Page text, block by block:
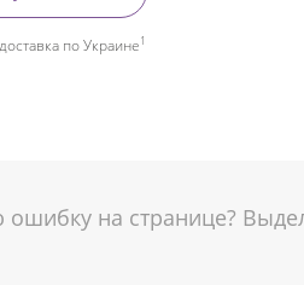
по Украине1
на странице?